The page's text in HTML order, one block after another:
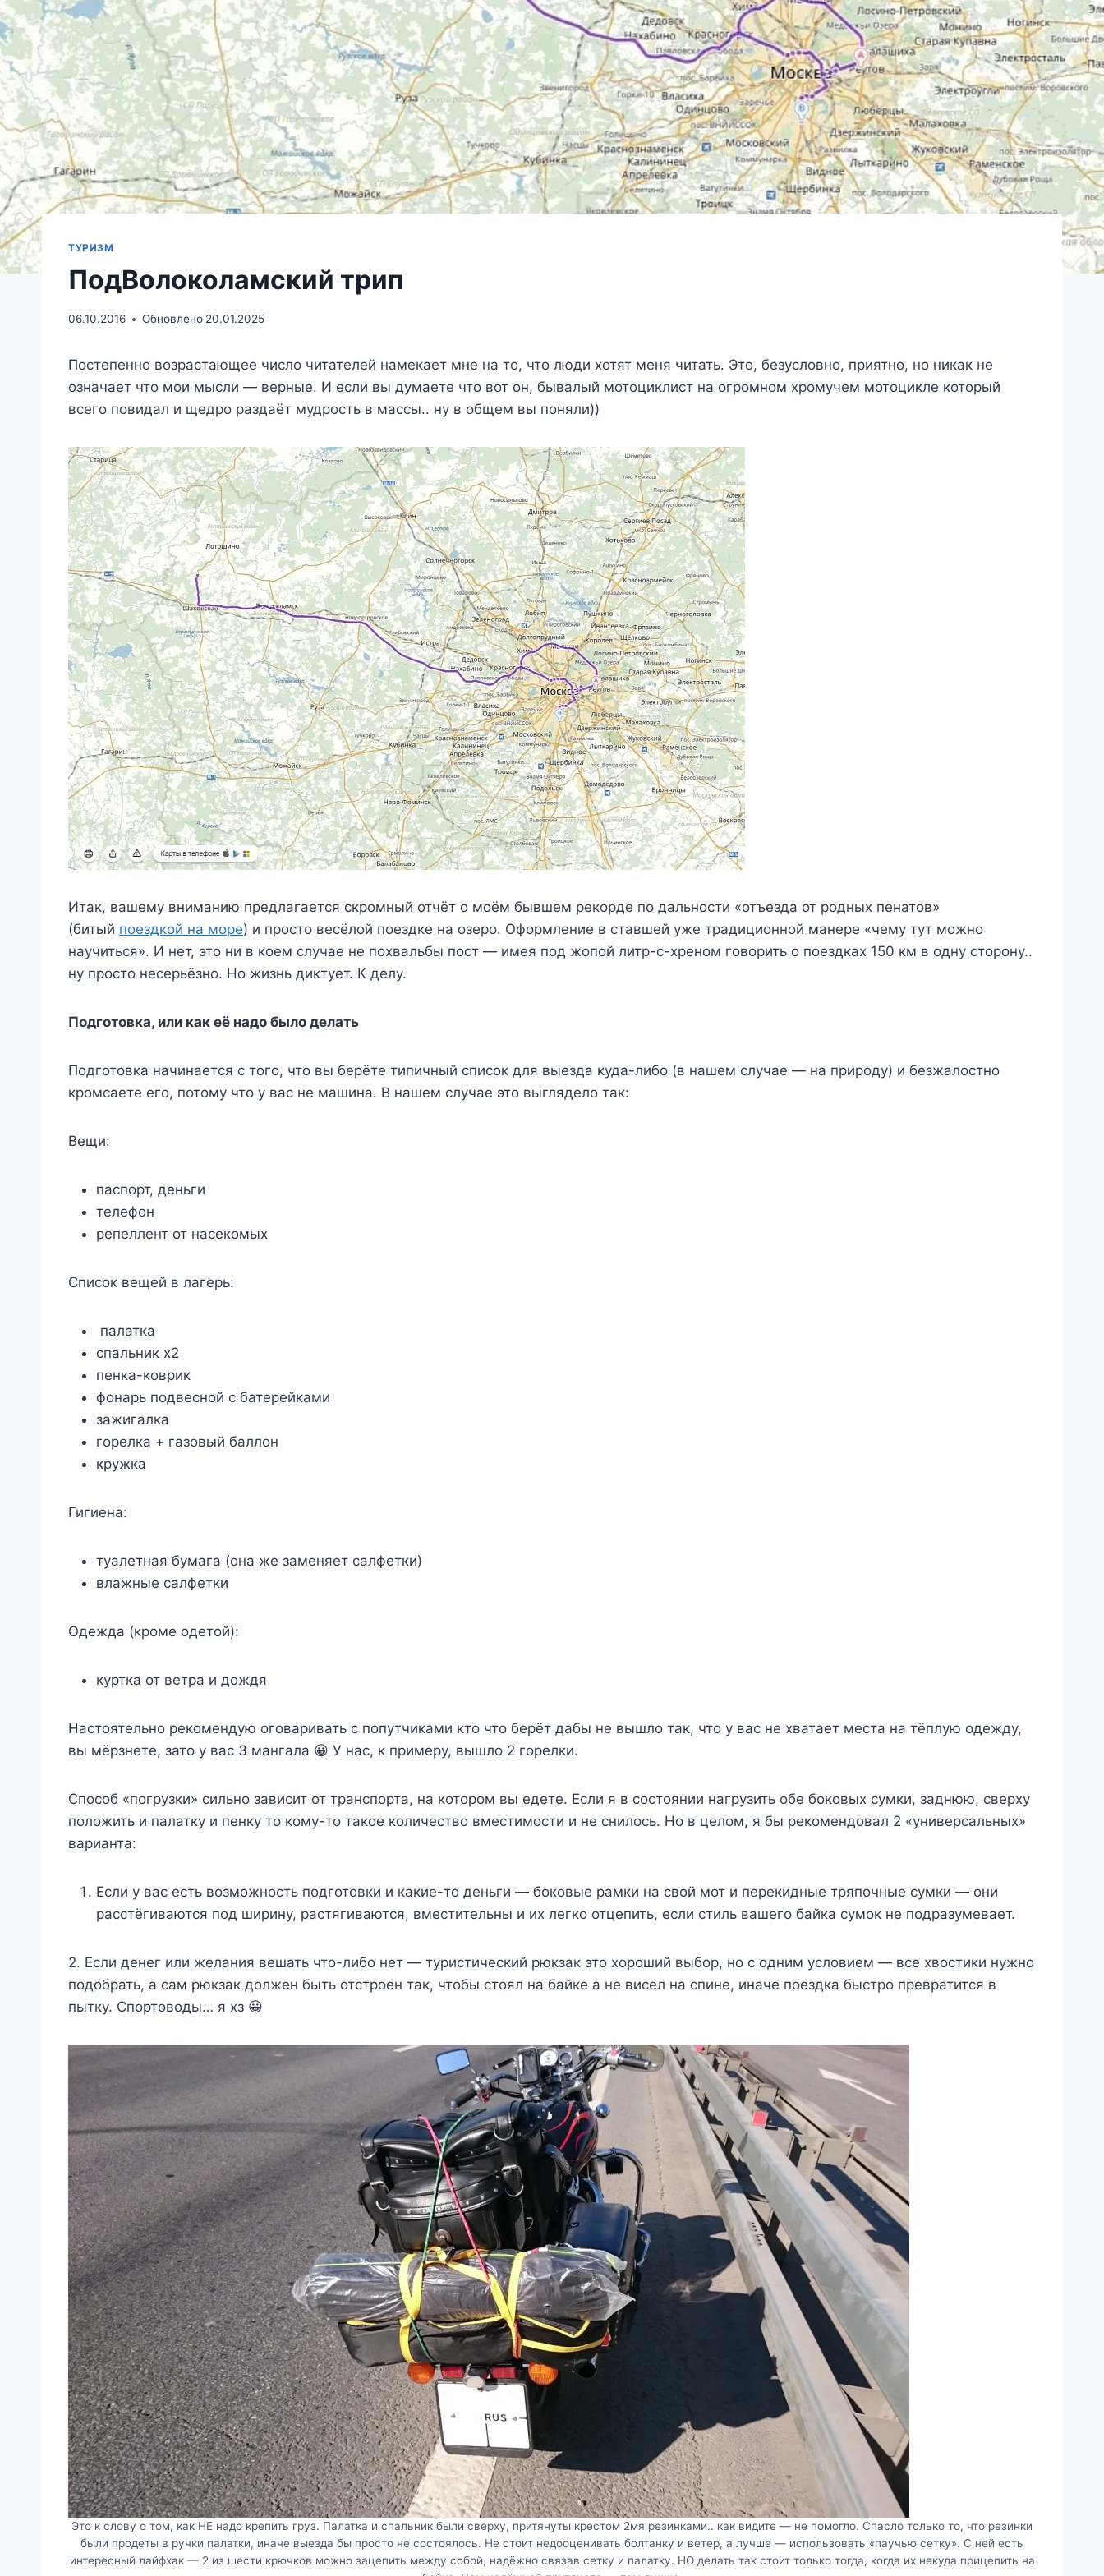
ТУРИЗМ
ПодВолоколамский трип
06.10.2016 Обновлено 20.01.2025
Постепенно возрастающее число читателей намекает мне на то, что люди хотят меня читать. Это, безусловно, приятно, но никак не
означает что мои мысли — верные. И если вы думаете что вот он, бывалый мотоциклист на огромном хромучем мотоцикле который
всего повидал и щедро раздаёт мудрость в массы.. ну в общем вы поняли))
Итак, вашему вниманию предлагается скромный отчёт о моём бывшем рекорде по дальности «отъезда от родных пенатов»
(битый поездкой на море) и просто весёлой поездке на озеро. Оформление в ставшей уже традиционной манере «чему тут можно
научиться». И нет, это ни в коем случае не похвальбы пост — имея под жопой литр-с-хреном говорить о поездках 150 км в одну сторону..
ну просто несерьёзно. Но жизнь диктует. К делу.
Подготовка, или как её надо было делать
Подготовка начинается с того, что вы берёте типичный список для выезда куда-либо (в нашем случае — на природу) и безжалостно
кромсаете его, потому что у вас не машина. В нашем случае это выглядело так:
Вещи:
паспорт, деньги
телефон
репеллент от насекомых
Список вещей в лагерь:
палатка
спальник х2
пенка-коврик
фонарь подвесной с батерейками
зажигалка
горелка + газовый баллон
кружка
Гигиена:
туалетная бумага (она же заменяет салфетки)
влажные салфетки
Одежда (кроме одетой):
куртка от ветра и дождя
Настоятельно рекомендую оговаривать с попутчиками кто что берёт дабы не вышло так, что у вас не хватает места на тёплую одежду,
вы мёрзнете, зато у вас 3 мангала 😀 У нас, к примеру, вышло 2 горелки.
Способ «погрузки» сильно зависит от транспорта, на котором вы едете. Если я в состоянии нагрузить обе боковых сумки, заднюю, сверху
положить и палатку и пенку то кому-то такое количество вместимости и не снилось. Но в целом, я бы рекомендовал 2 «универсальных»
варианта:
Если у вас есть возможность подготовки и какие-то деньги — боковые рамки на свой мот и перекидные тряпочные сумки — они
расстёгиваются под ширину, растягиваются, вместительны и их легко отцепить, если стиль вашего байка сумок не подразумевает.
2. Если денег или желания вешать что-либо нет — туристический рюкзак это хороший выбор, но с одним условием — все хвостики нужно
подобрать, а сам рюкзак должен быть отстроен так, чтобы стоял на байке а не висел на спине, иначе поездка быстро превратится в
пытку. Спортоводы… я хз 😀
Это к слову о том, как НЕ надо крепить груз. Палатка и спальник были сверху, притянуты крестом 2мя резинками.. как видите — не помогло. Спасло только то, что резинки
были продеты в ручки палатки, иначе выезда бы просто не состоялось. Не стоит недооценивать болтанку и ветер, а лучше — использовать «паучью сетку». С ней есть
интересный лайфхак — 2 из шести крючков можно зацепить между собой, надёжно связав сетку и палатку. НО делать так стоит только тогда, когда их некуда прицепить на